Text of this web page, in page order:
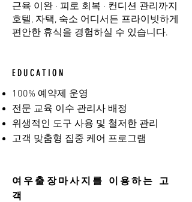
근육 이완 · 피로 회복 · 컨디션 관리까지
호텔, 자택, 숙소 어디서든 프라이빗하게
편안한 휴식을 경험하실 수 있습니다.
EDUCATION
100% 예약제 운영
전문 교육 이수 관리사 배정
위생적인 도구 사용 및 철저한 관리
고객 맞춤형 집중 케어 프로그램
여우출장마사지를 이용하는 고
객